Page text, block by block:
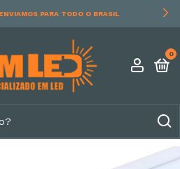
PARA TODO O BRASIL
0